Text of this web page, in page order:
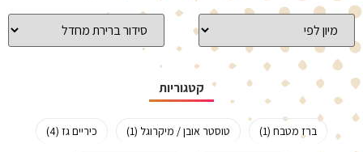
קטגוריות
ברז מטבח (1) טוסטר אובן / מיקרוגל (1) כיריים גז (4)